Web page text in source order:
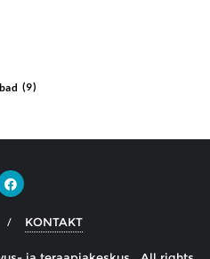
(9)
KONTAKT